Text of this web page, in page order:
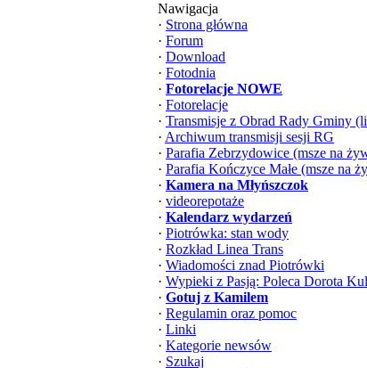
Nawigacja
· Strona główna
· Forum
· Download
· Fotodnia
· Fotorelacje NOWE
· Fotorelacje
· Transmisje z Obrad Rady Gminy
· Archiwum transmisji sesji RG
· Parafia Zebrzydowice (msze na
· Parafia Kończyce Małe (msze na
· Kamera na Młyńszczok
· videorepotaże
· Kalendarz wydarzeń
· Piotrówka: stan wody
· Rozkład Linea Trans
· Wiadomości znad Piotrówki
· Wypieki z Pasją: Poleca Dorota
· Gotuj z Kamilem
· Regulamin oraz pomoc
· Linki
· Kategorie newsów
· Szukaj